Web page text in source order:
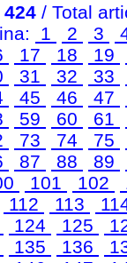
424 / Total
1 2 3
17 18 19
31 32 33
45 46 47
59 60 61
73 74 75
87 88 89
101 102
112 113
124 125
135 136